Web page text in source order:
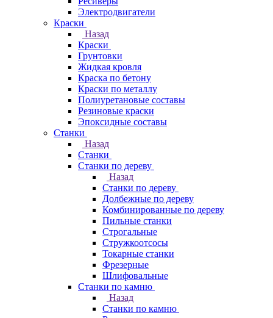
Электродвигатели
Краски
Назад
Краски
Грунтовки
Жидкая кровля
Краска по бетону
Краски по металлу
Полиуретановые составы
Резиновые краски
Эпоксидные составы
Станки
Назад
Станки
Станки по дереву
Назад
Станки по дереву
Долбежные по дереву
Комбинированные по дереву
Пильные станки
Строгальные
Стружкоотсосы
Токарные станки
Фрезерные
Шлифовальные
Станки по камню
Назад
Станки по камню